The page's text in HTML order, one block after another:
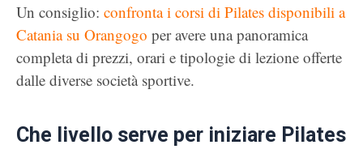
Un consiglio: confronta i corsi di Pilates disponibili a
Catania su Orangogo per avere una panoramica
completa di prezzi, orari e tipologie di lezione offerte
dalle diverse società sportive.
Che livello serve per iniziare Pilates